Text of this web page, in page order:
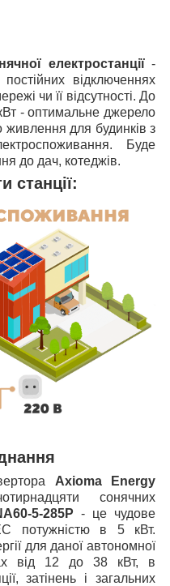
електростанції-
відключеннях
чи її відсутності. До
- оптимальне джерело
живлення для будинків з
Буде
до дач, котеджів.
станції:
Axioma Energy
сонячних
5-285P - це чудове
потужністю в 5 кВт.
для даної автономної
від 12 до 38 кВт, в
затінень і загальних